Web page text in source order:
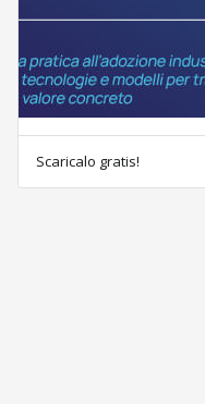
Scaricalo gratis!